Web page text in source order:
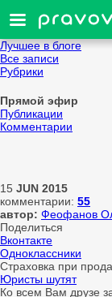
Лучшее в блоге
Все записи
Рубрики
Прямой эфир
Публикации
Комментарии
15 JUN 2015
комментарии: 55
автор: Феофанов
Поделиться
Вконтакте
Одноклассники
Страховка при
Юристы шутят
Ко всем Вам друзе